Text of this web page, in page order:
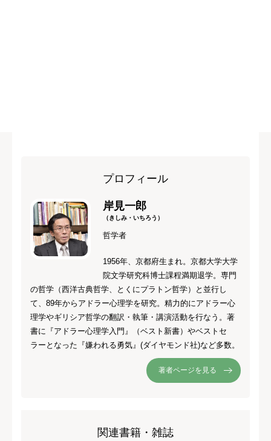
プロフィール
岸見一郎
（きしみ・いちろう）
哲学者
1956年、京都府生まれ。京都大学大学
院文学研究科博士課程満期退学。専門
の哲学（西洋古典哲学、とくにプラトン哲学）と並行し
て、89年からアドラー心理学を研究。精力的にアドラー心
理学やギリシア哲学の翻訳・執筆・講演活動を行なう。著
書に『アドラー心理学入門』（ベスト新書）やベストセ
ラーとなった『嫌われる勇気』(ダイヤモンド社)など多数。
著者ページを見る
関連書籍・雑誌